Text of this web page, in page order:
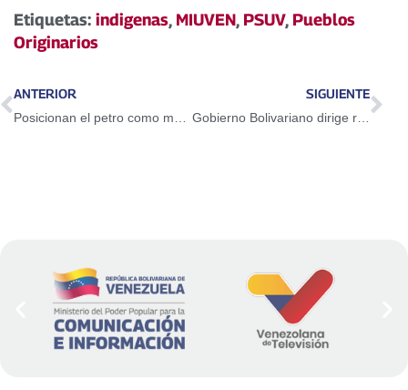
Etiquetas: indigenas, MIUVEN, PSUV, Pueblos
Originarios
ANTERIOR
Posicionan el petro como método de pago en sector transporte nacional
SIGUIENTE
Gobierno Bolivariano dirige recursos al sistema de salud público nacional